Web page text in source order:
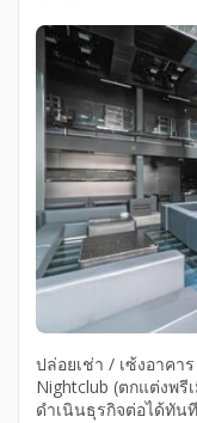
ปล่อยเช่า / เซ้งอาค
Nightclub (ตกแต่งพ
ดำเนินธุรกิจต่อได้ทัน